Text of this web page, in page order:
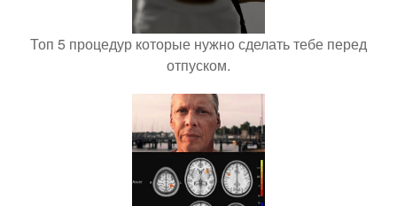
Топ 5 процедур которые нужно сделать тебе перед
отпуском.